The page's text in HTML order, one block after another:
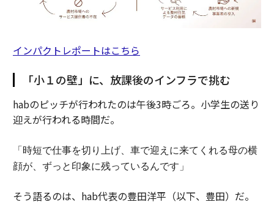
インパクトレポートはこちら
「小１の壁」に、放課後のインフラで挑む
habのピッチが行われたのは午後3時ごろ。小学生の送り
迎えが行われる時間だ。
「時短で仕事を切り上げ、車で迎えに来てくれる母の横
顔が、ずっと印象に残っているんです」
そう語るのは、hab代表の豊田洋平（以下、豊田）だ。